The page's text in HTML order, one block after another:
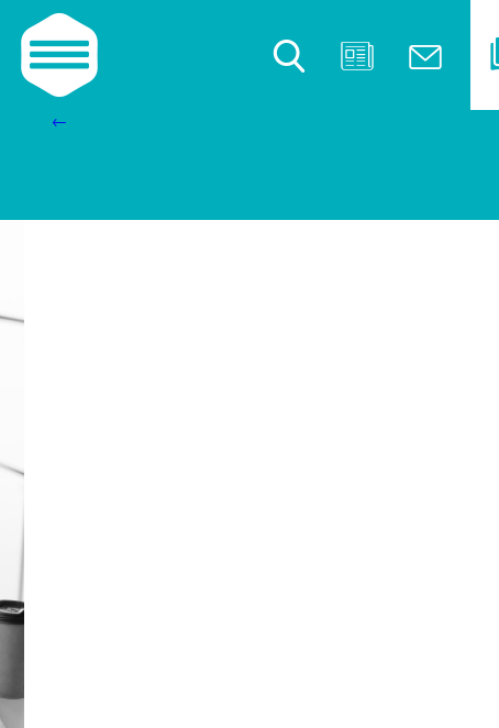
28 mars 2025
←